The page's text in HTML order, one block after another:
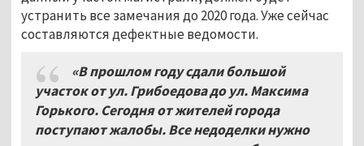
устранить все замечания до 2020 года. Уже сейчас
составляются дефектные ведомости.
«В прошлом году сдали большой
участок от ул. Грибоедова до ул. Максима
Горького. Сегодня от жителей города
поступают жалобы. Все недоделки нужно